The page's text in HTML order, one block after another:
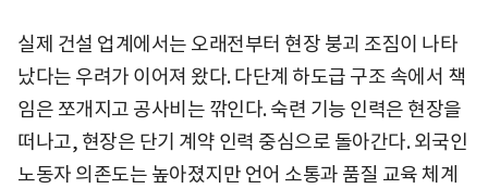
실제 건설 업계에서는 오래전부터 현장 붕괴 조짐이 나타
났다는 우려가 이어져 왔다. 다단계 하도급 구조 속에서 책
임은 쪼개지고 공사비는 깎인다. 숙련 기능 인력은 현장을
떠나고, 현장은 단기 계약 인력 중심으로 돌아간다. 외국인
노동자 의존도는 높아졌지만 언어 소통과 품질 교육 체계